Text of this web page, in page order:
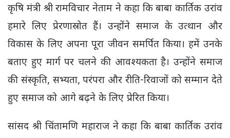
कृषि मंत्री श्री रामविचार नेताम ने कहा कि बाबा कार्तिक उरांव
हमारे लिए प्रेरणास्रोत हैं। उन्होंने समाज के उत्थान और
विकास के लिए अपना पूरा जीवन समर्पित किया। हमें उनके
बताए हुए मार्ग पर चलने की आवश्यकता है। उन्होंने समाज
की संस्कृति, सभ्यता, परंपरा और रीति-रिवाजों को सम्मान देते
हुए समाज को आगे बढ़ने के लिए प्रेरित किया।
सांसद श्री चिंतामणि महाराज ने कहा कि बाबा कार्तिक उरांव